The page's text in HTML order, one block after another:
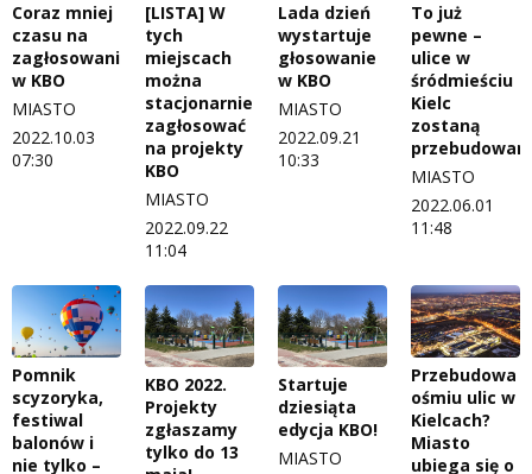
Coraz mniej
czasu na
zagłosowanie
w KBO
MIASTO
2022.10.03
07:30
[LISTA] W
tych
miejscach
można
stacjonarnie
zagłosować
na projekty
KBO
MIASTO
2022.09.22
11:04
Lada dzień
wystartuje
głosowanie
w KBO
MIASTO
2022.09.21
10:33
To już
pewne –
ulice w
śródmieściu
Kielc
zostaną
MIASTO
2022.06.01
11:48
Pomnik
scyzoryka,
festiwal
balonów i
nie tylko –
KBO 2022.
Projekty
zgłaszamy
tylko do 13
Startuje
dziesiąta
edycja KBO!
MIASTO
Przebudowa
ośmiu ulic w
Kielcach?
Miasto
ubiega się o